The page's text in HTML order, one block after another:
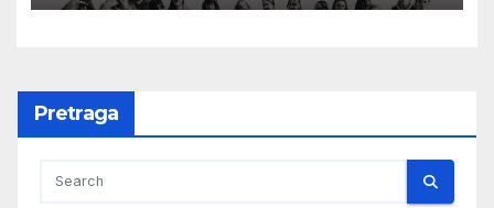
Pretraga